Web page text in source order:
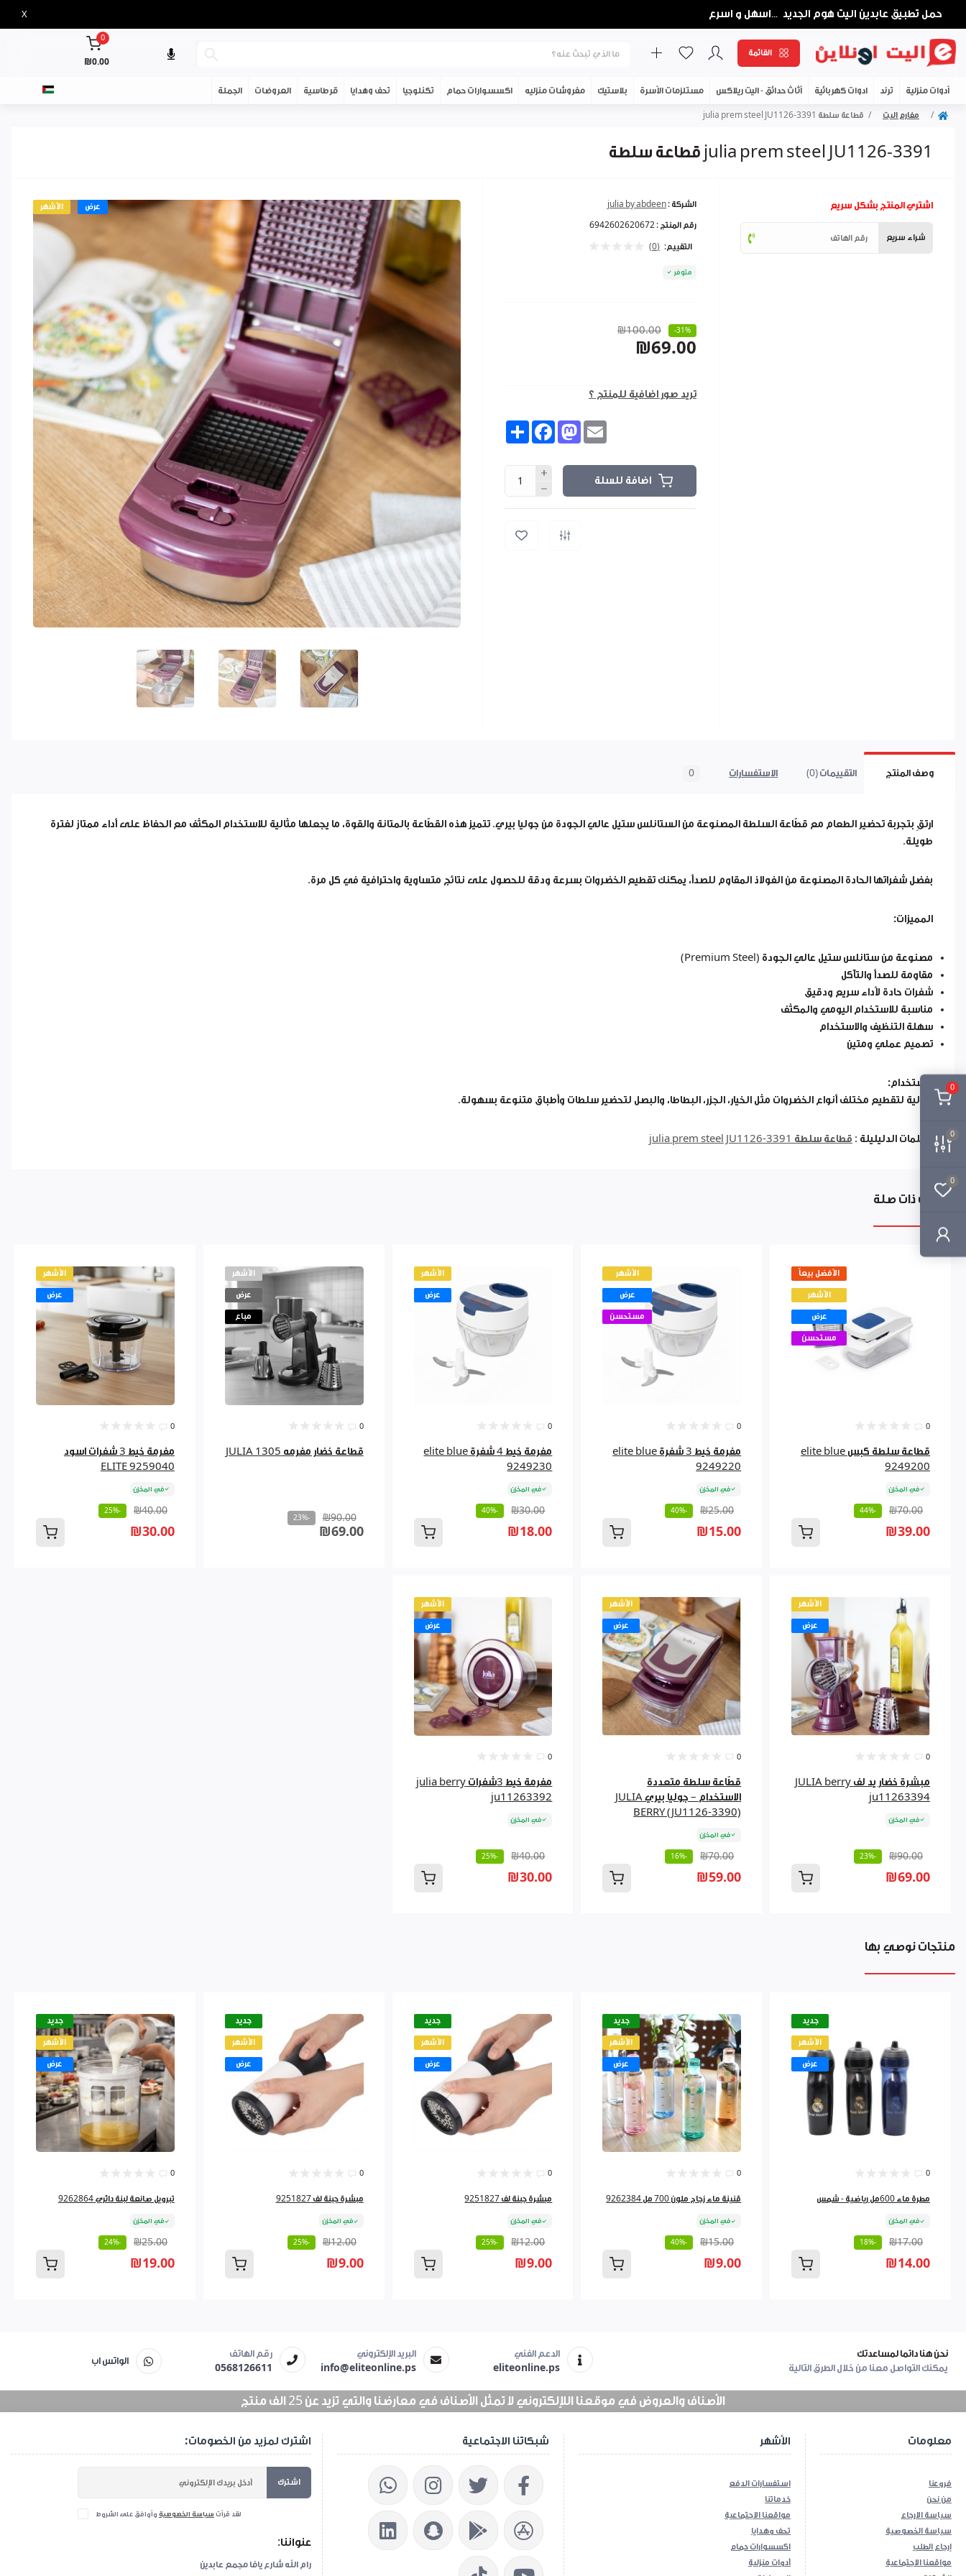
0
0
0
حمل تطبيق عابدين اليت هوم الجديد ...اسهل و اسرع X
القائمة
0
₪0.00
أدوات منزلية ترند ادوات كهربائية أثاث حدائق - اليت ريلاكس مستلزمات الأسرة بلاستيك مفروشات منزليه اكسسوارات حمام تكنلوجيا تحف وهدايا قرطاسية العروضات الجملة
مفارم اليت قطاعة سلطة julia prem steel JU1126-3391
قطاعة سلطة julia prem steel JU1126-3391
الأشهر عرض الشركة : julia by abdeen
رقم المنتج : 6942602620672
التقييم: (0)
متوفر
₪100.00 -31%
₪69.00
تريد صور اضافية للمنتج ؟
Share FacebookMastodon
اضافة للسلة
اشتري المنتج بشكل سريع
شراء سريع
وصف المنتج التقييمات (0) الاستفسارات 0
ارتقِ بتجربة تحضير الطعام مع قطّاعة السلطة المصنوعة من الستانلس ستيل عالي الجودة من جوليا بيري. تتميز هذه القطّاعة بالمتانة والقوة، ما يجعلها مثالية للاستخدام المكثف مع الحفاظ على أداء ممتاز لفترة
طويلة.
بفضل شفراتها الحادة المصنوعة من الفولاذ المقاوم للصدأ، يمكنك تقطيع الخضروات بسرعة ودقة للحصول على نتائج متساوية واحترافية في كل مرة.
المميزات:
مصنوعة من ستانلس ستيل عالي الجودة (Premium Steel)
مقاومة للصدأ والتآكل
شفرات حادة لأداء سريع ودقيق
مناسبة للاستخدام اليومي والمكثف
سهلة التنظيف والاستخدام
تصميم عملي ومتين
الاستخدام:
مثالية لتقطيع مختلف أنواع الخضروات مثل الخيار، الجزر، البطاطا، والبصل لتحضير سلطات وأطباق متنوعة بسهولة.
الكلمات الدليليلة : قطاعة سلطة julia prem steel JU1126-3391
منتجات ذات صلة
الأفضل بيعاً
الأشهر
عرض
مستحسن
0
قطاعة سلطة كبس elite blue
9249200
في المخزن
₪70.00
-44%
₪39.00
الأشهر
عرض
مستحسن
0
مفرمة خيط 3 شفرة elite blue
9249220
في المخزن
₪25.00
-40%
₪15.00
الأشهر
عرض
0
مفرمة خيط 4 شفرة elite blue
9249230
في المخزن
₪30.00
-40%
₪18.00
الأشهر
عرض
مباع
0
قطاعة خضار مفرمه JULIA 1305
₪90.00
-23%
₪69.00
الأشهر
عرض
0
مفرمة خيط 3 شفرات اسود
ELITE 9259040
في المخزن
₪40.00
-25%
₪30.00
الأشهر
عرض
0
مبشرة خضار يد لف JULIA berry
ju11263394
في المخزن
₪90.00
-23%
₪69.00
الأشهر
عرض
0
قطّاعة سلطة متعددة
الاستخدام – جوليا بيري JULIA
BERRY (JU1126-3390)
في المخزن
₪70.00
-16%
₪59.00
الأشهر
عرض
0
مفرمة خيط 3شفرات julia berry
ju11263392
في المخزن
₪40.00
-25%
₪30.00
منتجات نوصي بها
جديد
الأشهر
عرض
0
مطرة ماء 600مل رياضية - شمس
في المخزن
₪17.00
-18%
₪14.00
جديد
الأشهر
عرض
0
قنينة ماء زجاج ملون 700 مل 9262384
في المخزن
₪15.00
-40%
₪9.00
جديد
الأشهر
عرض
0
مبشرة جبنة لف 9251827
في المخزن
₪12.00
-25%
₪9.00
جديد
الأشهر
عرض
0
مبشرة جبنة لف 9251827
في المخزن
₪12.00
-25%
₪9.00
جديد
الأشهر
عرض
0
تبرويل صانعة لبنة دائري 9262864
في المخزن
₪25.00
-24%
₪19.00
نحن هنا دائما لمساعدتك
يمكنك التواصل معنا من خلال الطرق التالية
الدعم الفني
eliteonline.ps
البريد الإلكتروني
info@eliteonline.ps
رقم الهاتف
0568126611
الواتس اب
الأصناف والعروض في موقعنا اللإلكتروني لا تمثل الأصناف في معارضنا والتي تزيد عن 25 الف منتج
اشترك لمزيد من الخصومات:
اشترك
لقد قرأت سياسة الخصوصية وأوافق على الشروط
عنواننا:
رام الله شارع يافا مجمع عابدين
شبكاتنا الاجتماعية الأشهر
استفسارات الدفع
خدماتنا
مواقعنا الاجتماعية
تحف وهدايا
اكسسوارات حمام
أدوات منزلية
معلومات
فروعنا
من نحن
سياسة الارجاع
سياسة الخصوصية
إرجاع الطلب
مواقعنا الاجتماعية